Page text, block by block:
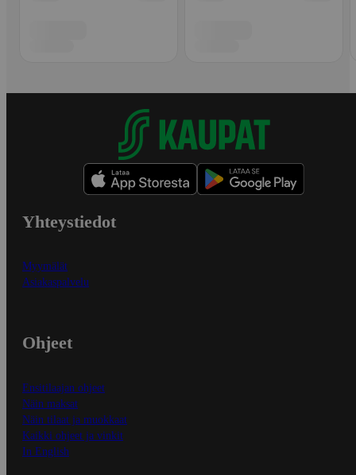
Yhteystiedot
Myymälät
Asiakaspalvelu
Ohjeet
Ensitilaajan ohjeet
Näin maksat
Näin tilaat ja muokkaat
Kaikki ohjeet ja vinkit
In English